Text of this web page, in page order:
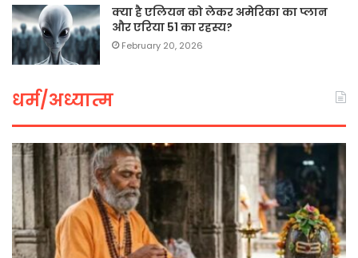
क्या है एलियन को लेकर अमेरिका का प्लान
और एरिया 51 का रहस्य?
February 20, 2026
धर्म/अध्यात्म